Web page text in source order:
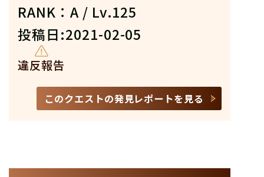
RANK：A / Lv.125
投稿日:2021-02-05
違反報告
このクエストの発見レポートを見る